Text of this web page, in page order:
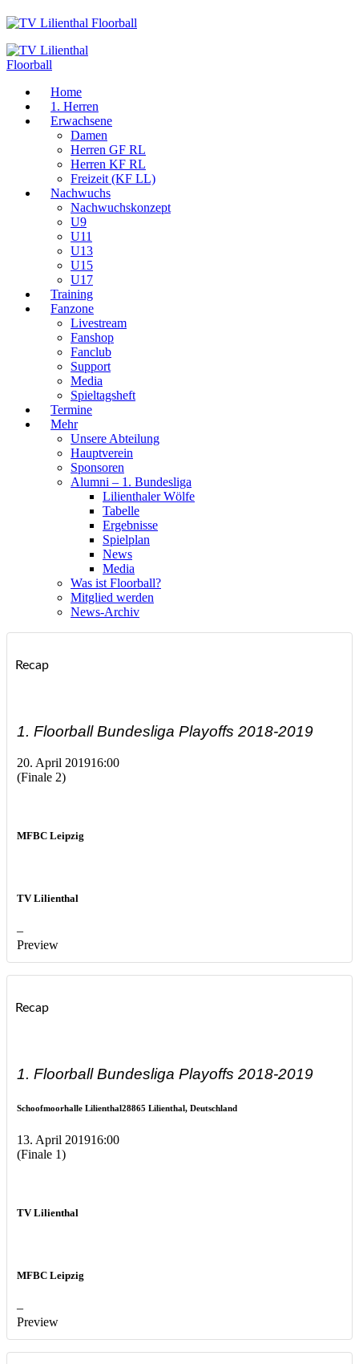
Home
1. Herren
Erwachsene
Damen
Herren GF RL
Herren KF RL
Freizeit (KF LL)
Nachwuchs
Nachwuchskonzept
U9
U11
U13
U15
U17
Training
Fanzone
Livestream
Fanshop
Fanclub
Support
Media
Spieltagsheft
Termine
Mehr
Unsere Abteilung
Hauptverein
Sponsoren
Alumni – 1. Bundesliga
Lilienthaler Wölfe
Tabelle
Ergebnisse
Spielplan
News
Media
Was ist Floorball?
Mitglied werden
News-Archiv
Recap
1. Floorball Bundesliga Playoffs 2018-2019
20. April 201916:00
(Finale 2)
MFBC Leipzig
TV Lilienthal
–
Preview
Recap
1. Floorball Bundesliga Playoffs 2018-2019
Schoofmoorhalle Lilienthal28865 Lilienthal, Deutschland
13. April 201916:00
(Finale 1)
TV Lilienthal
MFBC Leipzig
–
Preview